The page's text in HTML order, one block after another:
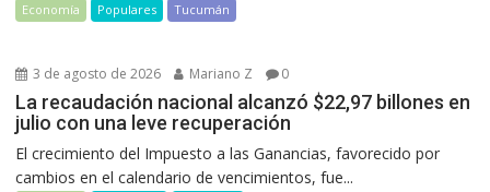
Economía Populares Tucumán
3 de agosto de 2026 Mariano Z 0
La recaudación nacional alcanzó $22,97 billones en
julio con una leve recuperación
El crecimiento del Impuesto a las Ganancias, favorecido por
cambios en el calendario de vencimientos, fue...